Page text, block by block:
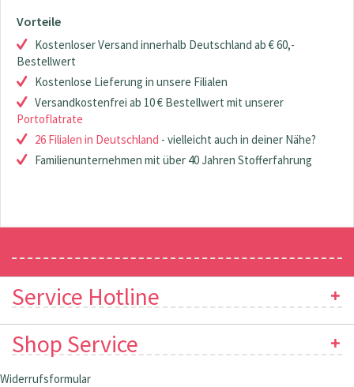
Vorteile
Kostenloser Versand innerhalb Deutschland ab € 60,-
Bestellwert
Kostenlose Lieferung in unsere Filialen
Versandkostenfrei ab 10 € Bestellwert mit unserer
Portoflatrate
26 Filialen in Deutschland - vielleicht auch in deiner Nähe?
Familienunternehmen mit über 40 Jahren Stofferfahrung
Service Hotline
Shop Service
Widerrufsformular